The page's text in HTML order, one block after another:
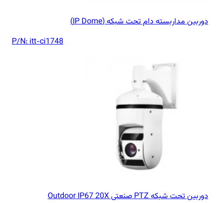
دوربین مداربسته دام تحت شبکه (IP Dome)
P/N:itt-ci1748
دوربین تحت شبکه PTZ صنعتی Outdoor IP67 20X